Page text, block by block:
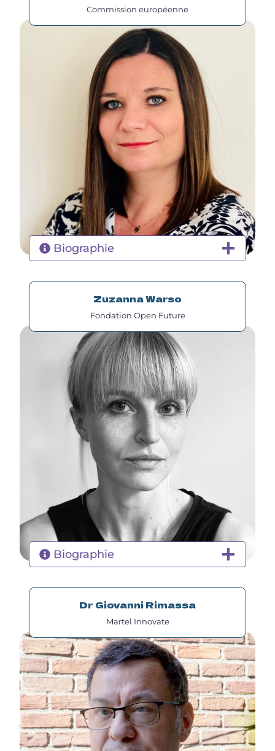
Commission européenne
Biographie
Zuzanna Warso
Fondation Open Future
Biographie
Dr Giovanni Rimassa
Martel Innovate